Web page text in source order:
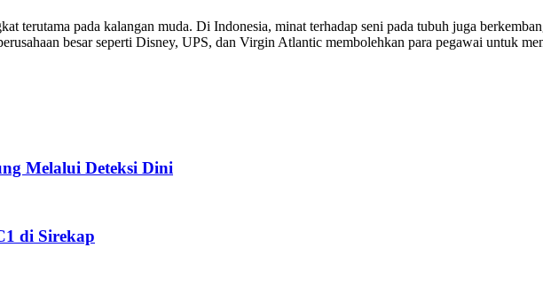
terutama pada kalangan muda. Di Indonesia, minat terhadap seni pada tubuh juga
besar seperti Disney, UPS, dan Virgin Atlantic membolehkan para pegawai untuk
Melalui Deteksi Dini
di Sirekap